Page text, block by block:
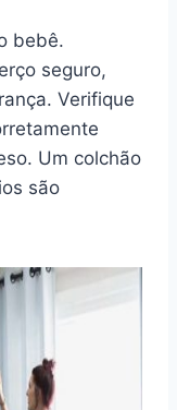
bebê.
seguro,
Verifique
Um colchão
são